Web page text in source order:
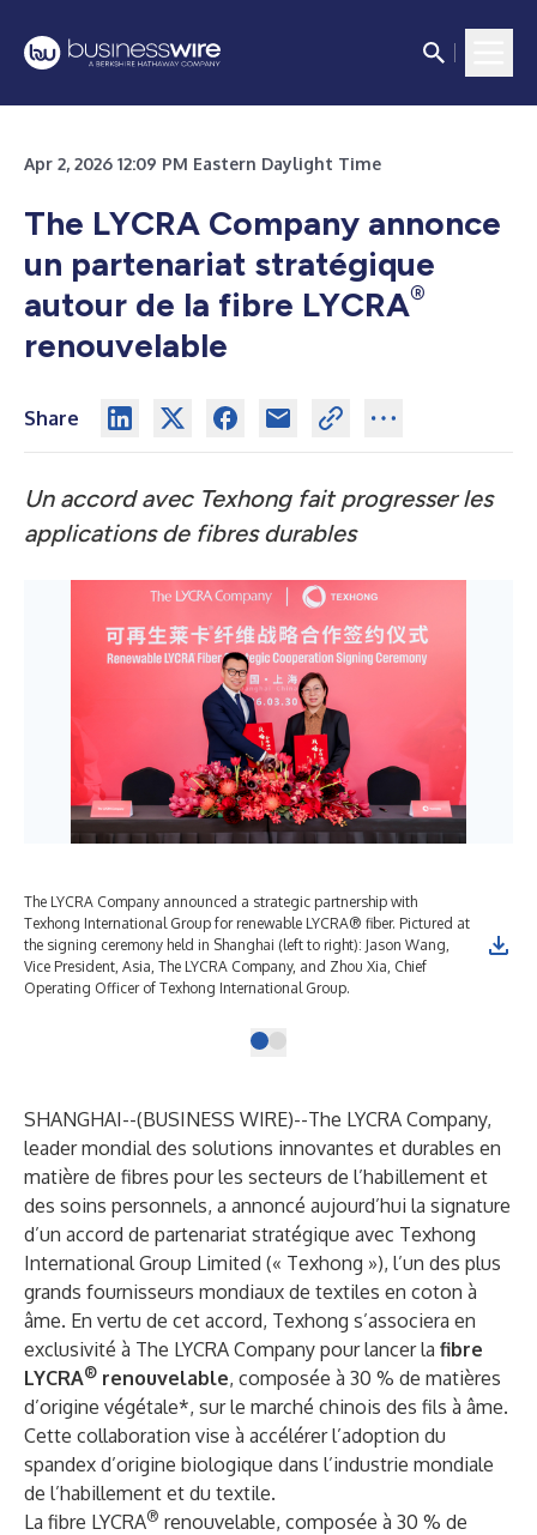
Apr 2, 2026 12:09 PM Eastern Daylight Time
The LYCRA Company annonce
un partenariat stratégique
autour de la fibre LYCRA®
renouvelable
Share
Un accord avec Texhong fait progresser les
applications de fibres durables
The LYCRA Company announced a strategic partnership with
Texhong International Group for renewable LYCRA® fiber. Pictured at
the signing ceremony held in Shanghai (left to right): Jason Wang,
Vice President, Asia, The LYCRA Company, and Zhou Xia, Chief
Operating Officer of Texhong International Group.
SHANGHAI--(BUSINESS WIRE)--The LYCRA Company,
leader mondial des solutions innovantes et durables en
matière de fibres pour les secteurs de l’habillement et
des soins personnels, a annoncé aujourd’hui la signature
d’un accord de partenariat stratégique avec Texhong
International Group Limited (« Texhong »), l’un des plus
grands fournisseurs mondiaux de textiles en coton à
âme. En vertu de cet accord, Texhong s’associera en
exclusivité à The LYCRA Company pour lancer la fibre
LYCRA® renouvelable, composée à 30 % de matières
d’origine végétale*, sur le marché chinois des fils à âme.
Cette collaboration vise à accélérer l’adoption du
spandex d’origine biologique dans l’industrie mondiale
de l’habillement et du textile.
La fibre LYCRA® renouvelable, composée à 30 % de